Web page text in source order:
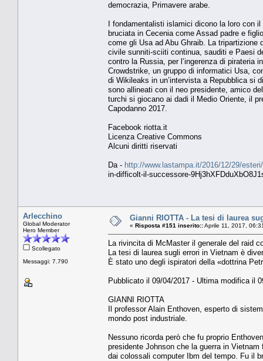
democrazia, Primavere arabe.
I fondamentalisti islamici dicono la loro con
bruciata in Cecenia come Assad padre e
come gli Usa ad Abu Ghraib. La tripartizione
civile sunniti-sciiti continua, sauditi e Paesi
contro la Russia, per l’ingerenza di pirateria
Crowdstrike, un gruppo di informatici Usa,
di Wikileaks in un’intervista a Repubblica si
sono allineati con il neo presidente, amico
turchi si giocano ai dadi il Medio Oriente, il
Capodanno 2017.
Facebook riotta.it
Licenza Creative Commons
Alcuni diritti riservati
Da - http://www.lastampa.it/2016/12/29/
in-difficolt-il-successore-
Arlecchino
Global Moderator
Hero Member
Scollegato
Messaggi: 7.790
Gianni RIOTTA - La tesi di laurea
« Risposta #151 inserito::Aprile 11, 2017,
La rivincita di McMaster il generale del raid
La tesi di laurea sugli errori in Vietnam è
È stato uno degli ispiratori della «dottrina
Pubblicato il 09/04/2017 - Ultima modifica il
GIANNI RIOTTA
Il professor Alain Enthoven, esperto di
mondo post industriale.
Nessuno ricorda però che fu proprio
presidente Johnson che la guerra in
dai colossali computer Ibm del tempo. Fu il